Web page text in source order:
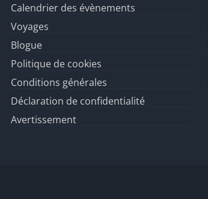
Calendrier des évènements
Voyages
Blogue
Politique de cookies
Conditions générales
Déclaration de confidentialité
Avertissement